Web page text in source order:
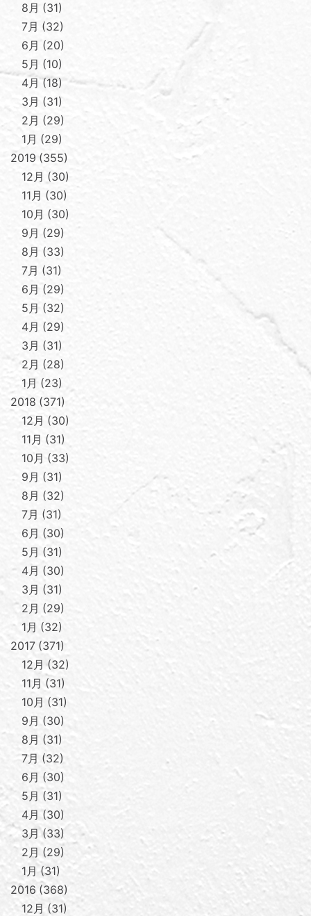
8月
31
7月
32
6月
20
5月
10
4月
18
3月
31
2月
29
1月
29
2019 355
12月
30
11月
30
10月
30
9月
29
8月
33
7月
31
6月
29
5月
32
4月
29
3月
31
2月
28
1月
23
2018 371
12月
30
11月
31
10月
33
9月
31
8月
32
7月
31
6月
30
5月
31
4月
30
3月
31
2月
29
1月
32
2017 371
12月
32
11月
31
10月
31
9月
30
8月
31
7月
32
6月
30
5月
31
4月
30
3月 33
2月
29
1月
31
2016 368
12月
31